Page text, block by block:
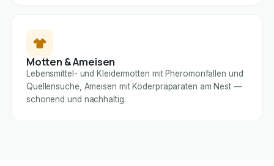
Motten & Ameisen
Lebensmittel- und Kleidermotten mit Pheromonfallen und
Quellensuche, Ameisen mit Köderpräparaten am Nest —
schonend und nachhaltig.